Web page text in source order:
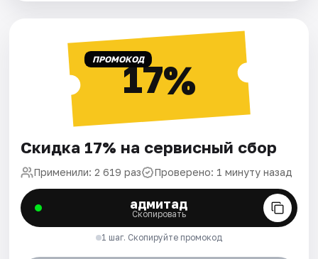
ПРОМОКОД17%
Скидка 17% на сервисный сбор
Применили: 2 619 раз Проверено: 1 минуту назад
адмитад
Скопировать
1 шаг. Скопируйте промокод